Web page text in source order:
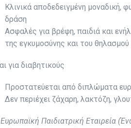
Κλινικά αποδεδειγμένη μοναδική,
δράση
Ασφαλές για βρέφη, παιδιά και
της εγκυμοσύνης και του θηλασμού
για διαβητικούς
Προστατεύεται από διπλώματα
Δεν περιέχει ζάχαρη, λακτόζη,
Ευρωπαϊκή Παιδιατρική Εταιρεία